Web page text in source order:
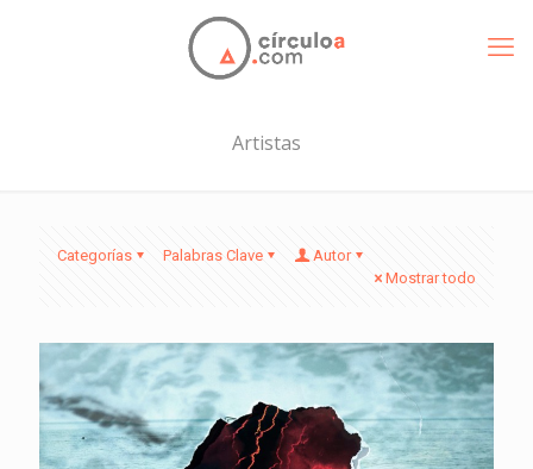
Artistas
Categorías Palabras Clave
Autor
Mostrar todo